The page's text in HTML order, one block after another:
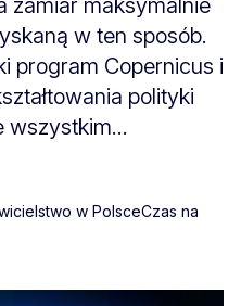
zamiar maksymalnie
w ten sposób.
program Copernicus i
polityki
wszystkim...
w PolsceCzas na